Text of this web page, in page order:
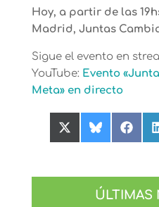
Hoy, a partir de las
Madrid, Juntas
Sigue el evento en
YouTube: Evento
Meta» en directo
Compartir
en
Compartir
en
en
ÚLTIMAS